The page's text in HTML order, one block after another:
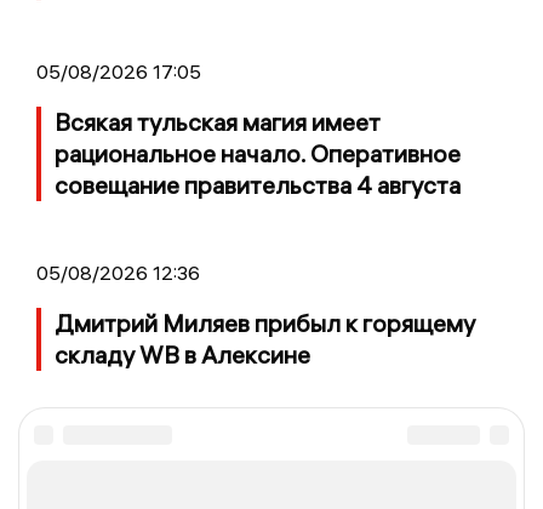
05/08/2026 17:05
Всякая тульская магия имеет
рациональное начало. Оперативное
совещание правительства 4 августа
05/08/2026 12:36
Дмитрий Миляев прибыл к горящему
складу WB в Алексине